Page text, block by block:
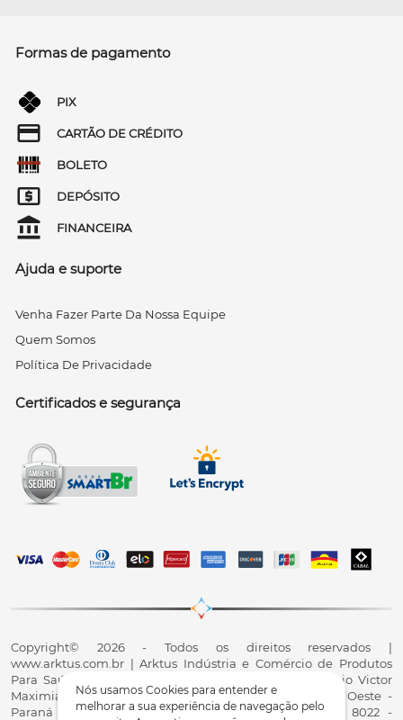
Nós usamos Cookies para entender e
melhorar a sua experiência de navegação pelo
Formas de pagamento
PIX
CARTÃO DE CRÉDITO
BOLETO
DEPÓSITO
FINANCEIRA
Ajuda e suporte
Venha Fazer Parte Da Nossa Equipe
Quem Somos
Política De Privacidade
Certificados e segurança
Copyright© 2026 - Todos os direitos reservados |
www.arktus.com.br | Arktus Indústria e Comércio de Produtos
Para Saúde Ltda | CNPJ: 01.417.367/0001-78 | R. Antônio Victor
Maximiano, 107, Parque Industrial II, Santa Tereza do Oeste -
Paraná - CEP 85825-900 - Fale conosco: 0800 200 8022 -